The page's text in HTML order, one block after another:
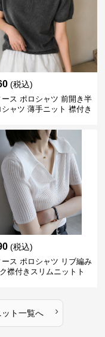
(税込)
ース ポロシャツ 前開き半
ャツ 薄手ニット 襟付き
(税込)
ース ポロシャツ リブ編み
襟付きスリムニットト
ト一覧へ ›